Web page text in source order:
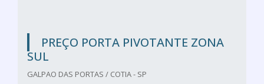
PREÇO PORTA PIVOTANTE ZONA
SUL
GALPAO DAS PORTAS / COTIA - SP